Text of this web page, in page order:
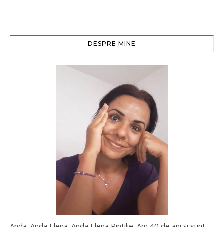
DESPRE MINE